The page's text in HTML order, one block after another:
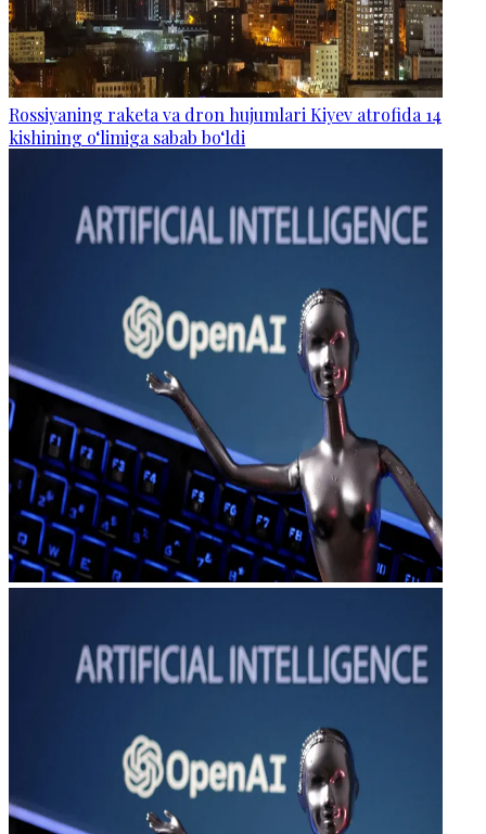
Rossiyaning raketa va dron hujumlari Kiyev atrofida 14
kishining o‘limiga sabab bo‘ldi